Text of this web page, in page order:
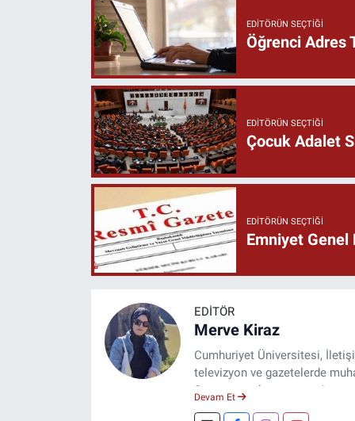
EDITÖRÜN SEÇTIĞI
Öğrenci Adres
EDITÖRÜN SEÇTIĞI
Çocuk Adalet
EDITÖRÜN SEÇTIĞI
Emniyet Genel
EDITÖR
Merve Kiraz
Cumhuriyet Üniversitesi,
televizyon ve gazetelerde
Şuan,
Devam Et